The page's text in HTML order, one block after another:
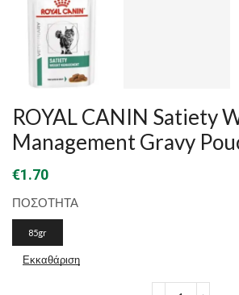
ROYAL CANIN Satiety
Management Gravy
€1.70
ΠΟΣΟΤΗΤΑ
85gr
Εκκαθάριση